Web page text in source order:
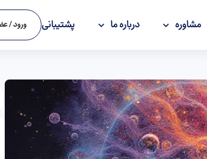
مشاوره درباره ما پشتیبانی ورود /